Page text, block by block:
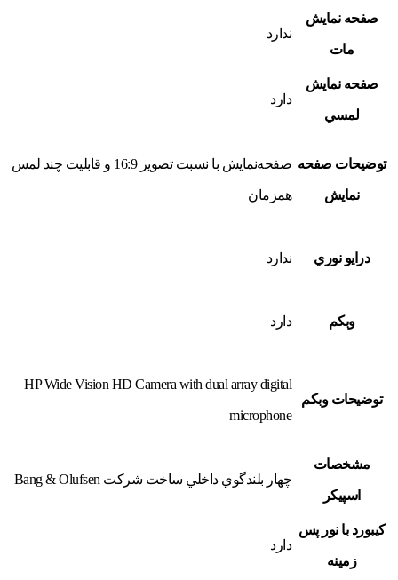
صفحه نمايش
مات
ندارد
صفحه نمايش
لمسي
دارد
توضيحات صفحه
نمايش
صفحه‌نمايش با نسبت تصوير 16:9 و قابليت چند لمس
همزمان
درايو نوري ندارد
وبکم دارد
توضيحات وبکم
HP Wide Vision HD Camera with dual array digital
microphone
مشخصات
اسپيکر
چهار بلندگوي داخلي ساخت شركت Bang & Olufsen
کيبورد با نور پس
زمينه
دارد